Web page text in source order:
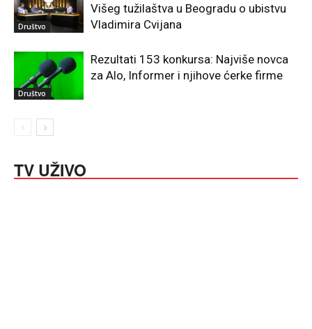
Društvo
Višeg tužilaštva u Beogradu o ubistvu
Vladimira Cvijana
Društvo
Rezultati 153 konkursa: Najviše novca
za Alo, Informer i njihove ćerke firme
TV UŽIVO